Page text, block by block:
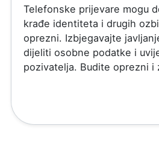
Telefonske prijevare mogu
krađe identiteta i drugih
oprezni. Izbjegavajte
dijeliti osobne podatke i
pozivatelja. Budite oprezni